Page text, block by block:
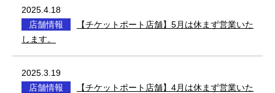
2025.4.18
店舗情報
【チケットポート店舗】5月は休まず営業いた
します。
2025.3.19
店舗情報
【チケットポート店舗】4月は休まず営業いた